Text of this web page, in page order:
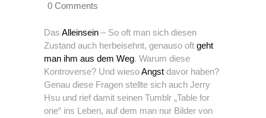
0 Comments
Das Alleinsein – So oft man sich diesen
Zustand auch herbeisehnt, genauso oft geht
man ihm aus dem Weg. Warum diese
Kontroverse? Und wiesoAngst davor haben?
Genau diese Fragen stellte sich auch Jerry
Hsu und rief damit seinen Tumblr „Table for
one“ ins Leben, auf dem man nur Bilder von